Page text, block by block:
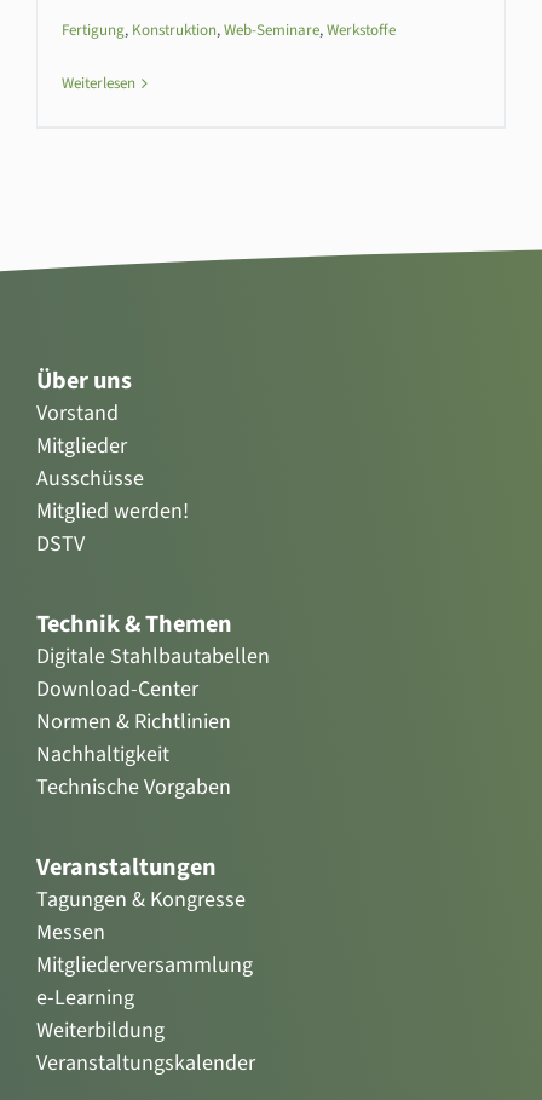
Fertigung, Konstruktion,Web-Seminare,Werkstoffe
Weiterlesen
Über uns
Vorstand
Mitglieder
Ausschüsse
Mitglied werden!
DSTV
Technik & Themen
Digitale Stahlbautabellen
Download-Center
Normen & Richtlinien
Nachhaltigkeit
Technische Vorgaben
Veranstaltungen
Tagungen & Kongresse
Messen
Mitgliederversammlung
e-Learning
Weiterbildung
Veranstaltungskalender